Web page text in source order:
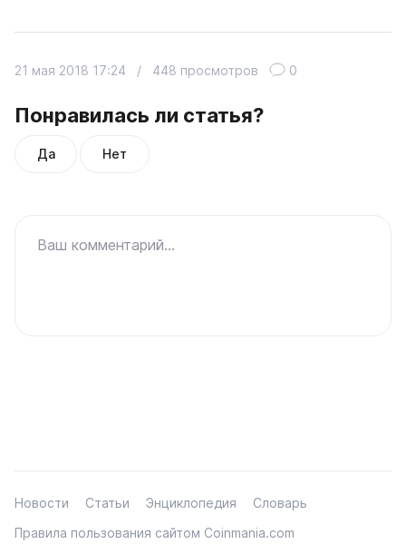
Понравилась ли статья?
Да Нет
21 мая 2018 17:24 / 448 просмотров 0
Ваш комментарий...
Новости Статьи Энциклопедия
Словарь
Правила пользования сайтом Coinmania.com